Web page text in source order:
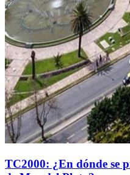
TC2000: ¿En dónde se